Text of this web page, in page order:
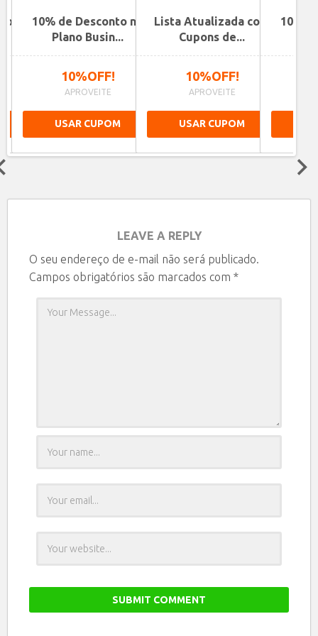
10% de Desconto no
Plano Busin...
10%OFF!
APROVEITE
USAR CUPOM
Lista Atualizada com
Cupons de...
10%OFF!
APROVEITE
USAR CUPOM
10%
LEAVE A REPLY
O seu endereço de e-mail não será publicado.
Campos obrigatórios são marcados com *